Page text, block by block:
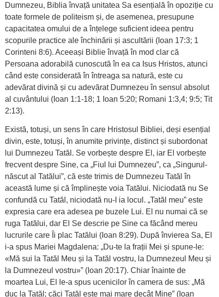
Dumnezeu, Biblia învață unitatea Sa esențială în opoziție cu
toate formele de politeism și, de asemenea, presupune
capacitatea omului de a înțelege suficient ideea pentru
scopurile practice ale închinării și ascultării (Ioan 17:3; 1
Corinteni 8:6). Aceeași Biblie învață în mod clar că
Persoana adorabilă cunoscută în ea ca Isus Hristos, atunci
când este considerată în întreaga sa natură, este cu
adevărat divină și cu adevărat Dumnezeu în sensul absolut
al cuvântului (Ioan 1:1-18; 1 Ioan 5:20; Romani 1:3,4; 9:5; Tit
2:13).
Există, totuși, un sens în care Hristosul Bibliei, deși esențial
divin, este, totuși, în anumite privințe, distinct și subordonat
lui Dumnezeu Tatăl. Se vor­bește despre El, iar El vorbește
frecvent despre Sine, ca „Fiul lui Dumnezeu”, ca „Singurul-
născut al Tatălui”, că este trimis de Dumnezeu Tatăl în
această lume și că împlinește voia Tatălui. Niciodată nu Se
confundă cu Tatăl, niciodată nu-I ia locul. „Tatăl meu” este
expresia care era adesea pe buzele Lui. El nu numai că se
ruga Tatălui, dar El Se descrie pe Sine ca făcând mereu
lucrurile care Îi plac Tatălui (Ioan 8:29). După învierea Sa, El
i-a spus Mariei Magdalena: „Du-te la frații Mei și spune-le:
«Mă sui la Tatăl Meu și la Tatăl vostru, la Dumnezeul Meu și
la Dumnezeul vostru»” (Ioan 20:17). Chiar înainte de
moartea Lui, El le-a spus ucenicilor în camera de sus: „Mă
duc la Tatăl; căci Tatăl este mai mare decât Mine” (Ioan